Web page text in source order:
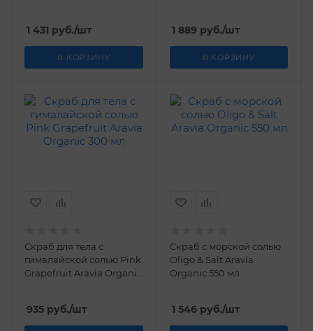
1 431 руб./шт
В КОРЗИНУ
1 889 руб./шт
В КОРЗИНУ
Скраб для тела с
гималайской солью Pink
Grapefruit Aravia Organic
935 руб./шт
Скраб с морской солью
Oligo & Salt Aravia
Organic 550 мл
1 546руб./шт